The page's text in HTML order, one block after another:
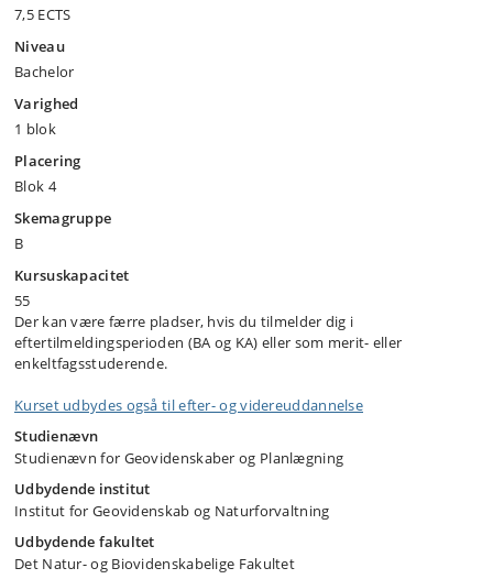
7,5 ECTS
Niveau
Bachelor
Varighed
1 blok
Placering
Blok 4
Skemagruppe
B
Kursuskapacitet
55
Der kan være færre pladser, hvis du tilmelder dig i
eftertilmeldingsperioden (BA og KA) eller som merit- eller
enkeltfagsstuderende.
Kurset udbydes også til efter- og videreuddannelse
Studienævn
Studienævn for Geovidenskaber og Planlægning
Udbydende institut
Institut for Geovidenskab og Naturforvaltning
Udbydende fakultet
Det Natur- og Biovidenskabelige Fakultet